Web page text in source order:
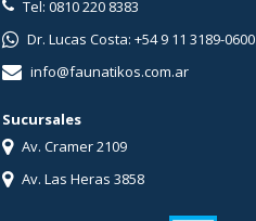
Tel: 0810 220 8383
Dr. Lucas Costa: +54 9 11 3189-0600
info@faunatikos.com.ar
Sucursales
Av. Cramer 2109
Av. Las Heras 3858